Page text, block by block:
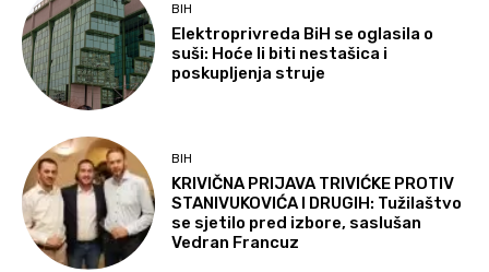
BIH
Elektroprivreda BiH se oglasila o
suši: Hoće li biti nestašica i
poskupljenja struje
BIH
KRIVIČNA PRIJAVA TRIVIĆKE PROTIV
STANIVUKOVIĆA I DRUGIH: Tužilaštvo
se sjetilo pred izbore, saslušan
Vedran Francuz